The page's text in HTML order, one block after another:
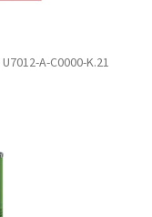
U7012-A-C0000-K.21